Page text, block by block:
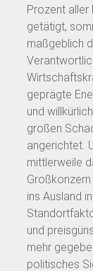
Prozent aller
getätigt,
maßgeblich
geprägte
und
großen
angerichtet.
mittlerweile
ins Ausland
und
mehr
politisches